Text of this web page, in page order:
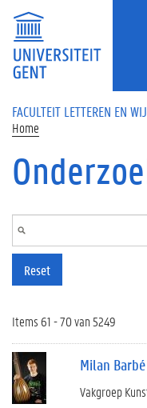
Overslaan en naar de inhoud gaan
FACULTEIT LETTEREN EN
Home
Reset
Items 61 - 70 van 5249
Milan Barbé
Vakgroep